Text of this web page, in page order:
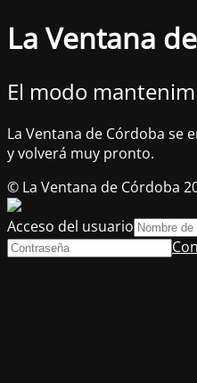
La Ventana
El modo
La Ventana de Córdoba se
y volverá muy pronto.
© La Ventana de Córdoba
Acceso del usuario